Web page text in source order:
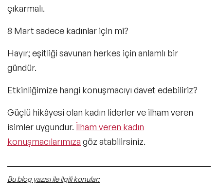
çıkarmalı.
8 Mart sadece kadınlar için mi?
Hayır; eşitliği savunan herkes için anlamlı bir
gündür.
Etkinliğimize hangi konuşmacıyı davet edebiliriz?
Güçlü hikâyesi olan kadın liderler ve ilham veren
isimler uygundur. İlham veren kadın
konuşmacılarımıza göz atabilirsiniz.
Bu blog yazısı ile ilgili konular: